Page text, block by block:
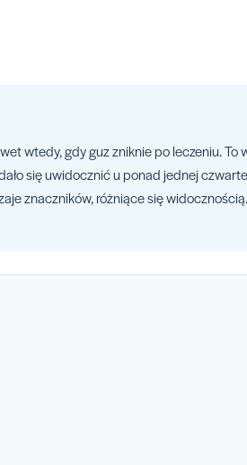
wtedy, gdy guz zniknie po leczeniu. To
się uwidocznić u ponad jednej
znaczników, różniące się widocznością.